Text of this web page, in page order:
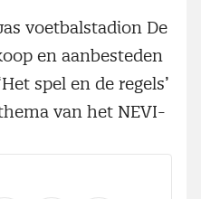
voetbalstadion De
en aanbesteden
spel en de regels’
van het NEVI-